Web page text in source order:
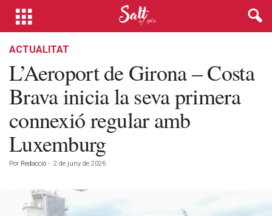
ACTUALITAT
L’Aeroport de Girona – Costa
Brava inicia la seva primera
connexió regular amb
Luxemburg
Por Redacció - 2 de juny de 2026